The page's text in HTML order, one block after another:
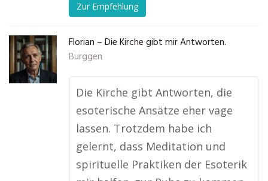
Zur Empfehlung
Florian – Die Kirche gibt mir Antworten.
Burggen
Die Kirche gibt Antworten, die
esoterische Ansätze eher vage
lassen. Trotzdem habe ich
gelernt, dass Meditation und
spirituelle Praktiken der Esoterik